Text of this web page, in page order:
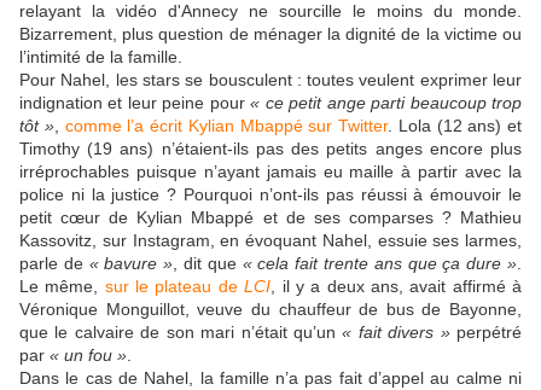
relayant la vidéo d'Annecy ne sourcille le moins du monde.
Bizarrement, plus question de ménager la dignité de la victime ou
l’intimité de la famille.
Pour Nahel, les stars se bousculent : toutes veulent exprimer leur
indignation et leur peine pour« ce petit ange parti beaucoup trop
tôt », comme l’a écrit Kylian Mbappé sur Twitter. Lola (12 ans) et
Timothy (19 ans) n’étaient-ils pas des petits anges encore plus
irréprochables puisque n’ayant jamais eu maille à partir avec la
police ni la justice ? Pourquoi n’ont-ils pas réussi à émouvoir le
petit cœur de Kylian Mbappé et de ses comparses ? Mathieu
Kassovitz, sur Instagram, en évoquant Nahel, essuie ses larmes,
parle de « bavure » , dit que « cela fait trente ans que ça dure »
Le même, sur le plateau deLCI , il y a deux ans, avait affirmé à
Véronique Monguillot, veuve du chauffeur de bus de Bayonne,
que le calvaire de son mari n’était qu’un« fait divers »perpétré
par « un fou »
Dans le cas de Nahel, la famille n’a pas fait d’appel au calme ni